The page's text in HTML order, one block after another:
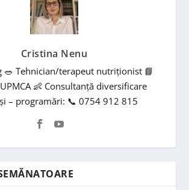
Cristina Nenu
🥗 Tehnician/terapeut nutriționist 📘
👶 Consultanță diversificare
– programări: 📞 0754 912 815